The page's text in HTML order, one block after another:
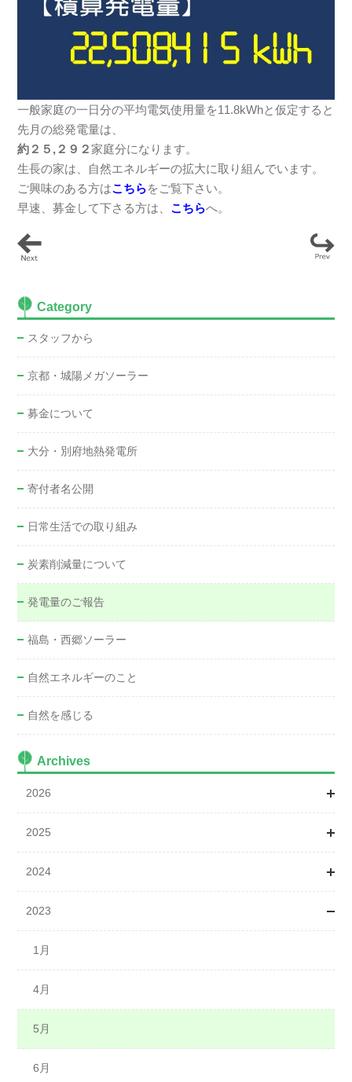
一般家庭の一日分の平均電気使用量を11.8kWhと仮定すると
先月の総発電量は、
約２５,２９２家庭分になります。
生長の家は、自然エネルギーの拡大に取り組んでいます。
ご興味のある方はこちらをご覧下さい。
早速、募金して下さる方は、 こちらへ。
Category
スタッフから
京都・城陽メガソーラー
募金について
大分・別府地熱発電所
寄付者名公開
日常生活での取り組み
炭素削減量について
発電量のご報告
福島・西郷ソーラー
自然エネルギーのこと
自然を感じる
Archives
2026
1月
2月
3月
4月
5月
7月
2025
1月
3月
4月
5月
6月
7月
2024
1月
2月
3月
4月
5月
2023
1月
4月
5月
6月